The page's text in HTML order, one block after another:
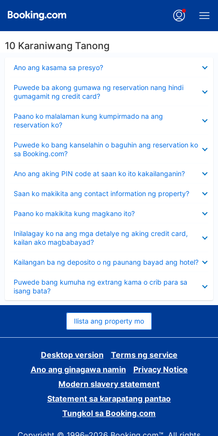
10 Karaniwang Tanong
Ano ang kasama sa presyo?
ang
Puwede ba akong gumawa ng reservation nang hindi
gumagamit ng credit card?
ang
sagot
Paano ko malalaman kung kumpirmado na ang
reservation ko?
ang
sagot
Puwede ko bang kanselahin o baguhin ang reservation ko
sa Booking.com?
ang
sagot
Ano ang aking PIN code at saan ko ito kakailanganin?
ang
Saan ko makikita ang contact information ng property?
ang
Paano ko makikita kung magkano ito?
ang
Inilalagay ko na ang mga detalye ng aking credit card,
kailan ako magbabayad?
ang
sagot
Kailangan ba ng deposito o ng paunang bayad ang hotel?
ang
Puwede bang kumuha ng extrang kama o crib para sa
isang bata?
ang
sagot
Ilista ang property mo
Desktop version
Terms ng service
Ano ang ginagawa namin
Privacy Notice
Modern slavery statement
Statement sa karapatang pantao
Tungkol sa Booking.com